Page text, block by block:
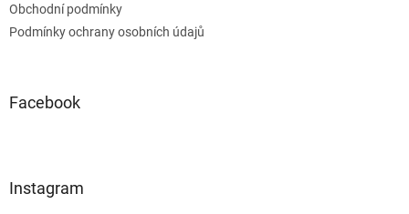
Obchodní podmínky
Podmínky ochrany osobních údajů
Facebook
Instagram